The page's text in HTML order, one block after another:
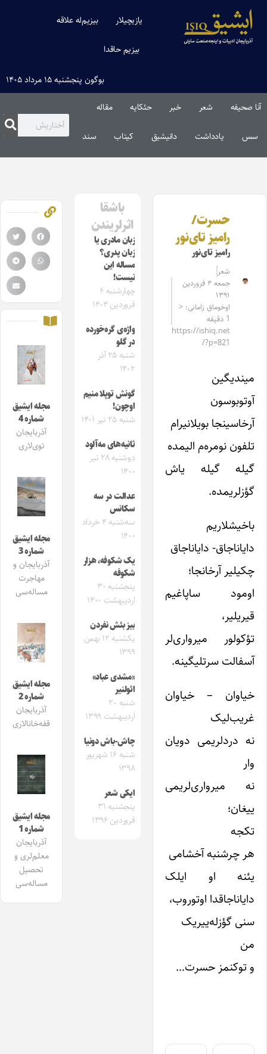
یازیچیلار بیزیم‌له علاقه
بیزیم حاقدا
بوگون پنجشنبه ۱۵ مرداد ۱۴۰۵
آنا صحیفه شعر خبر حئکایه مقاله‌
سس یادداشت دانیشیق کیتاب سند
حسرت/
رامیز تای‌نور
رامیز تای‌نور
شعر
جمعه ۴ فروردین
۱۳۹۱
اوخوماق زامانی: <
1 دقیقه
https://ishiq.net
/?p=821
میندیگین
آوتوبوسون
آرخاسینجا بویلانیرام
تلفون نومره‌م الیمده
گیله گیله یاش
گؤزلریمده.
باخیشلاریم
دایاناجاق- دایاناجاق
چکیلیر آرخانجا؛
اومود ساپاغیم
قیریلیر،
تؤکولور میرواری‌لر
آسفالت سرتلیگینه.
خیاوان – خیاوان
غریب‌لیک
نه دردلریمی دویان
وار
نه میرواری‌لریمی
ییغان؛
تکجه
هر چرشنبه آخشامی
یئنه او ایلک
دایاناجاقدا اوتوروب،
سنی گؤزله‌ییریک
من
و توکنمز حسرت…
باشقا
اثرلریندن
زبان مادری ‌‌یا
زبان پدری؟
مساله این
نیست!
چهارشنبه ۶
فروردین ۱۴۰۴
واژه‌ی گره‌خورده
در گلو
شنبه ۲۵ آذر
۱۴۰۲
گونش توپلا منیم
اوچون!
شنبه ۲۵ تیر ۱۴۰۱
ثانیه‌های مه‌آلود
دوشنبه ۲۸ تیر
۱۴۰۰
عدالت در سه
سکانس
سه‌شنبه ۴ خرداد
۱۴۰۰
یک شکوفه، هزار
شکوفه
پنجشنبه ۳۰
اردیبهشت ۱۴۰۰
بیز بئش نفردن
یکشنبه ۱۲ بهمن
۱۳۹۹
«مشدی عباد»
ائولنیر
شنبه ۲۰
اردیبهشت ۱۳۹۹
چاش-باش دونیا
شنبه ۱۶ شهریور
۱۳۹۸
ایکی شعر
پنجشنبه ۳۱
فروردین ۱۳۹۶
مجله ایشیق
شماره 4
آذربایجان
توی‌لاری
مجله ایشیق
شماره 3
آذربایجان و
مهاجرت
مساله‌سی
مجله ایشیق
شماره 2
آذربایجان
قفه‌خانالاری
مجله ایشیق
شماره 1
آذربایجان
معلم‌لری و
تحصیل
مساله‌سی